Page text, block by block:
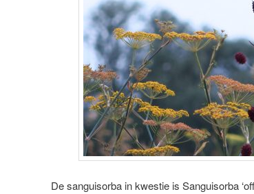
De sanguisorba in kwestie is Sanguisorba